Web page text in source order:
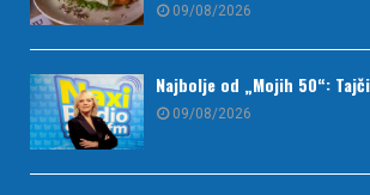
09/08/2026
Najbolje od „Mojih 50“: Tajči
09/08/2026